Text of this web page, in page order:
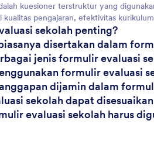
kuesioner terstruktur yang
kualitas pengajaran, efektivitas
sekolah penting?
disertakan dalam
jenis formulir evaluasi
formulir evaluasi
dijamin dalam
sekolah dapat
evaluasi sekolah harus